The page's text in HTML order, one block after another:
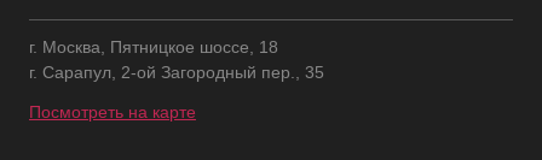
г. Москва, Пятницкое шоссе, 18
г. Сарапул, 2-ой Загородный пер., 35
Посмотреть на карте